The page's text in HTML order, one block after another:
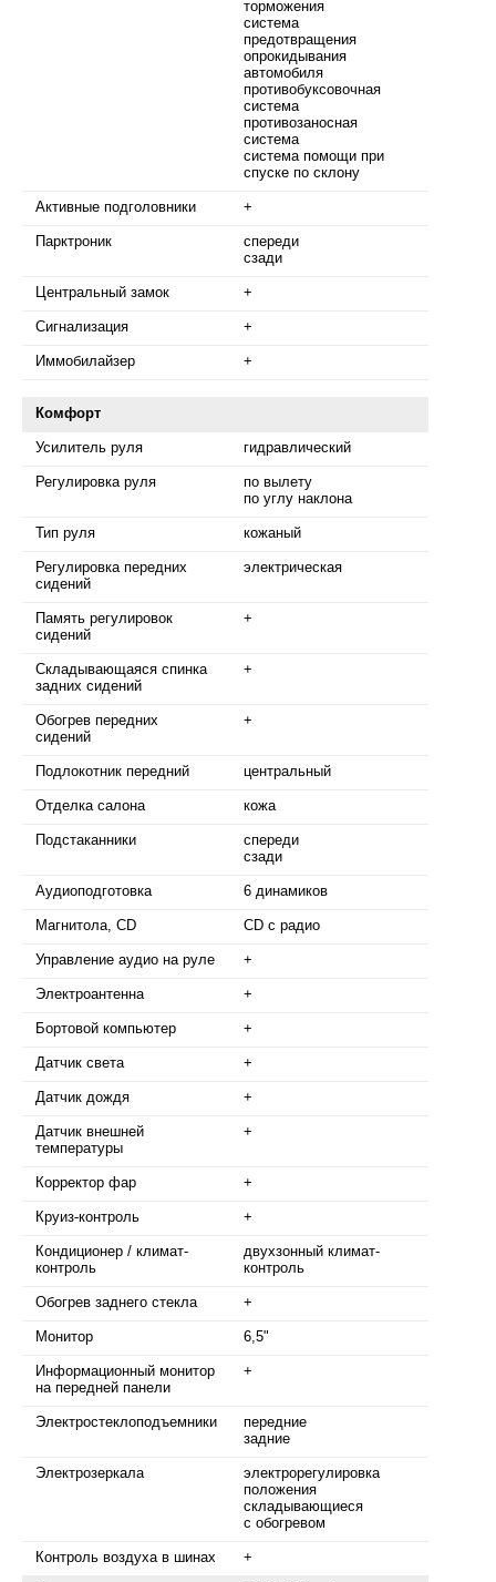
торможения
система
предотвращения
опрокидывания
автомобиля
противобуксовочная
система
противозаносная
система
система помощи при
спуске по склону
Активные подголовники +
Парктроник
спереди
сзади
Центральный замок +
Сигнализация +
Иммобилайзер +
Комфорт
Усилитель руля гидравлический
Регулировка руля
по вылету
по углу наклона
Тип руля кожаный
Регулировка передних
сидений
электрическая
Память регулировок
сидений
+
Складывающаяся спинка
задних сидений
+
Обогрев передних
сидений
+
Подлокотник передний центральный
Отделка салона кожа
Подстаканники
спереди
сзади
Аудиоподготовка 6 динамиков
Магнитола, CD CD с радио
Управление аудио на руле +
Электроантенна +
Бортовой компьютер +
Датчик света +
Датчик дождя +
Датчик внешней
температуры
+
Корректор фар +
Круиз-контроль +
Кондиционер / климат-
контроль
двухзонный климат-
контроль
Обогрев заднего стекла +
Монитор 6,5"
Информационный монитор
на передней панели
+
Электростеклоподъемники
передние
задние
Электрозеркала
электрорегулировка
положения
складывающиеся
с обогревом
Контроль воздуха в шинах +